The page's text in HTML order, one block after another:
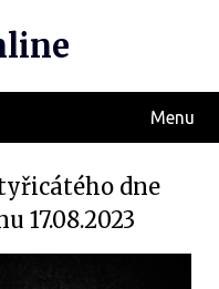
Menu
dne
17.08.2023